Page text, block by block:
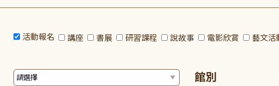
活動報名 講座 書展 研習課程 說故事 電影欣賞 藝文活
館別